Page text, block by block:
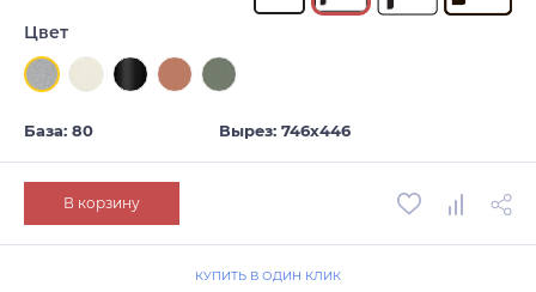
Цвет
База: 80 Вырез: 746х446
В корзину
КУПИТЬ В ОДИН КЛИК